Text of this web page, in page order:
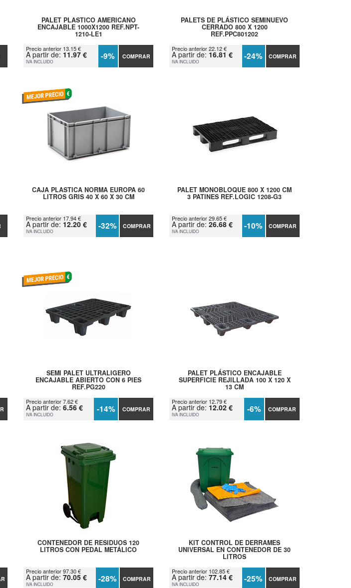
PALET PLASTICO AMERICANO
ENCAJABLE 1000X1200 REF.NPT-
1210-LE1
Precio anterior 13.15 €
A partir de: 11.97 €
IVA INCLUIDO -9% COMPRAR
PALETS DE PLÁSTICO SEMINUEVO
CERRADO 800 X 1200
REF.PPC801202
Precio anterior 22.12 €
A partir de: 16.81 €
IVA INCLUIDO -24% COMPRAR
CAJA PLASTICA NORMA EUROPA 60
LITROS GRIS 40 X 60 X 30 CM
Precio anterior 17.94 €
A partir de: 12.20 €
IVA INCLUIDO -32% COMPRAR
PALET MONOBLOQUE 800 X 1200 CM
3 PATINES REF.LOGIC 1208-G3
Precio anterior 29.65 €
A partir de:26.68 €
IVA INCLUIDO -10% COMPRAR
SEMI PALET ULTRALIGERO
ENCAJABLE ABIERTO CON 6 PIES
REF.PG220
Precio anterior 7.62 €
A partir de: 6.56 €
IVA INCLUIDO -14% COMPRAR
PALET PLÁSTICO ENCAJABLE
SUPERFICIE REJILLADA 100 X 120 X
13 CM
Precio anterior 12.79 €
A partir de: 12.02 €
IVA INCLUIDO -6% COMPRAR
CONTENEDOR DE RESIDUOS 120
LITROS CON PEDAL METÁLICO
Precio anterior 97.30 €
A partir de: 70.05 €
IVA INCLUIDO -28% COMPRAR
KIT CONTROL DE DERRAMES
UNIVERSAL EN CONTENEDOR DE 30
LITROS
Precio anterior 102.85 €
A partir de:77.14 €
IVA INCLUIDO -25% COMPRAR